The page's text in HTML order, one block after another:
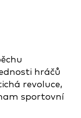
hráčů
revoluce,
sportovní